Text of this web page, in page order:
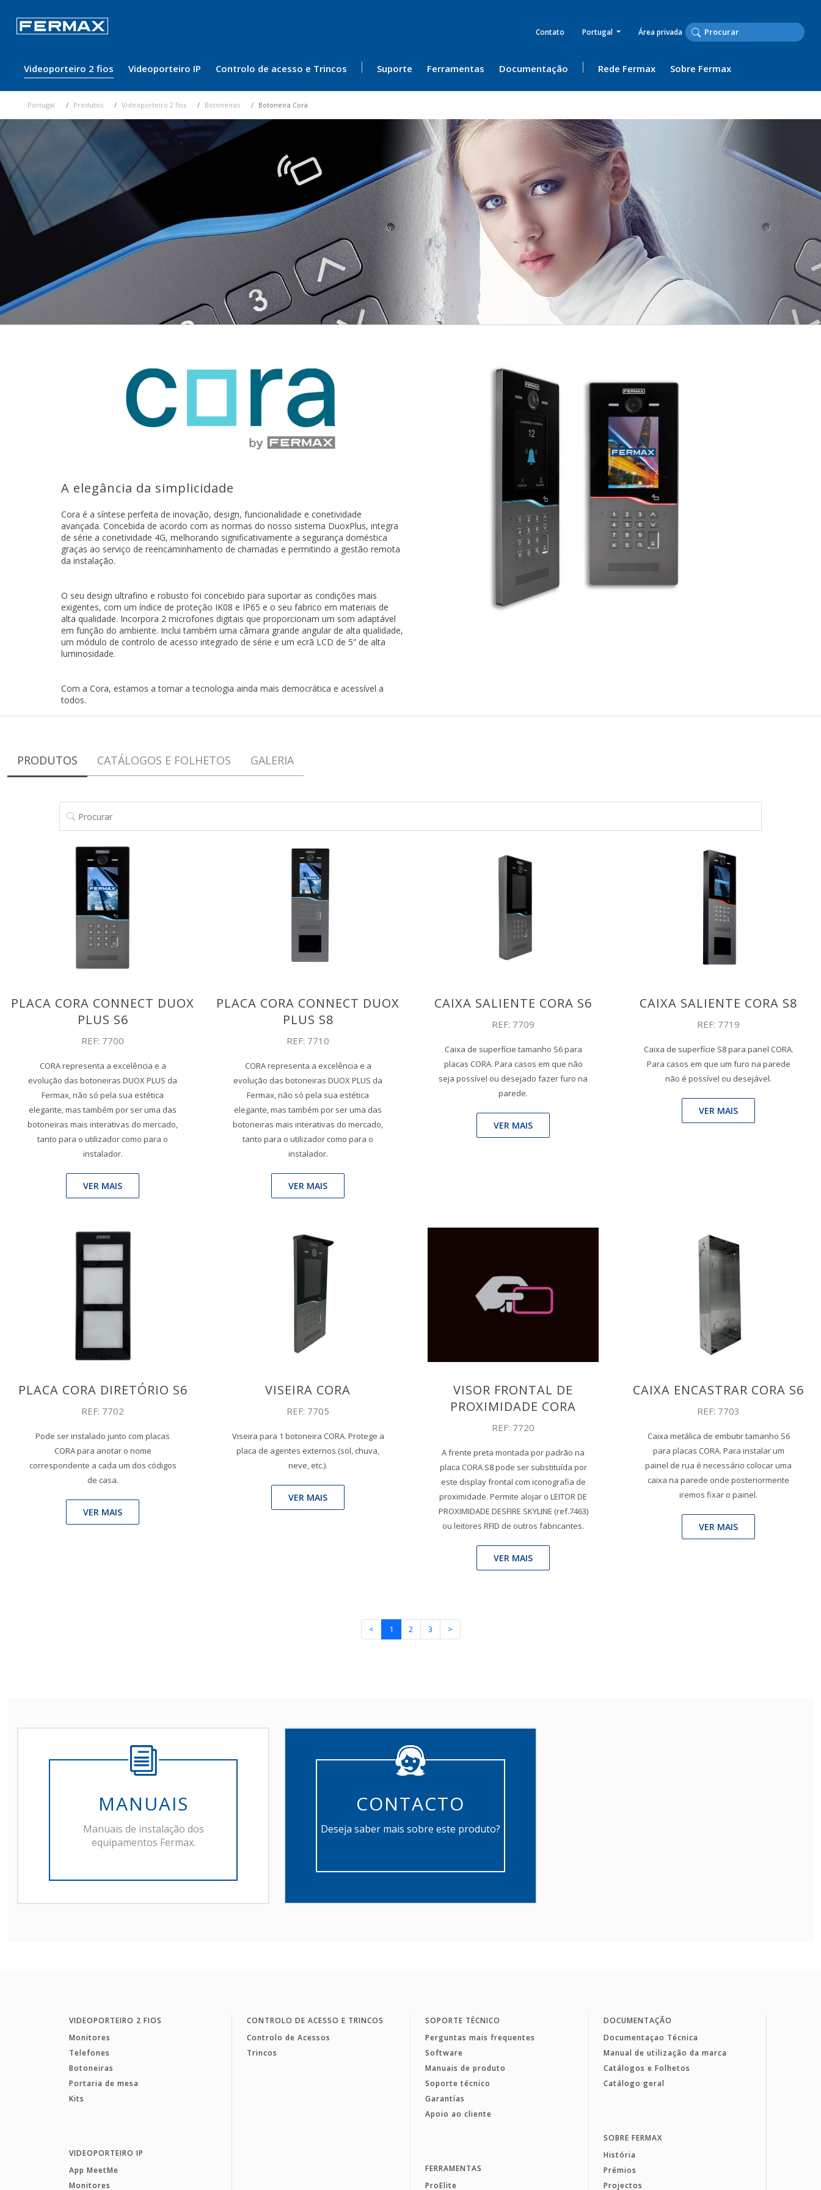
Contato Portugal Área privada
Videoporteiro 2 fios Videoporteiro IP Controlo de acesso e Trincos Suporte Ferramentas Documentação Rede Fermax Sobre Fermax
Portugal Produtos Videoporteiro 2 fios Botoneiras Botoneira Cora
A elegância da simplicidade
Cora é a síntese perfeita de inovação, design, funcionalidade e conetividade
avançada. Concebida de acordo com as normas do nosso sistema DuoxPlus, integra
de série a conetividade 4G, melhorando significativamente a segurança doméstica
graças ao serviço de reencaminhamento de chamadas e permitindo a gestão remota
da instalação.
O seu design ultrafino e robusto foi concebido para suportar as condições mais
exigentes, com um índice de proteção IK08 e IP65 e o seu fabrico em materiais de
alta qualidade. Incorpora 2 microfones digitais que proporcionam um som adaptável
em função do ambiente. Inclui também uma câmara grande angular de alta qualidade,
um módulo de controlo de acesso integrado de série e um ecrã LCD de 5” de alta
luminosidade.
Com a Cora, estamos a tornar a tecnologia ainda mais democrática e acessível a
todos.
PRODUTOS CATÁLOGOS E FOLHETOS GALERIA
PROCURAR
PLACA CORA CONNECT DUOX
PLUS S6
REF: 7700
CORA representa a excelência e a
evolução das botoneiras DUOX PLUS da
Fermax, não só pela sua estética
elegante, mas também por ser uma das
botoneiras mais interativas do mercado,
tanto para o utilizador como para o
instalador.
VER MAIS
PLACA CORA CONNECT DUOX
PLUS S8
REF: 7710
CORA representa a excelência e a
evolução das botoneiras DUOX PLUS da
Fermax, não só pela sua estética
elegante, mas também por ser uma das
botoneiras mais interativas do mercado,
tanto para o utilizador como para o
instalador.
VER MAIS
CAIXA SALIENTE CORA S6
REF: 7709
Caixa de superfície tamanho S6 para
placas CORA. Para casos em que não
seja possível ou desejado fazer furo na
parede.
VER MAIS
CAIXA SALIENTE CORA S8
REF: 7719
Caixa de superfície S8 para panel CORA.
Para casos em que um furo na parede
não é possível ou desejável.
VER MAIS
PLACA CORA DIRETÓRIO S6
REF: 7702
Pode ser instalado junto com placas
CORA para anotar o nome
correspondente a cada um dos códigos
de casa.
VER MAIS
VISEIRA CORA
REF: 7705
Viseira para 1 botoneira CORA. Protege a
placa de agentes externos (sol, chuva,
neve, etc.).
VER MAIS
VISOR FRONTAL DE
PROXIMIDADE CORA
REF: 7720
A frente preta montada por padrão na
placa CORA S8 pode ser substituída por
este display frontal com iconografia de
proximidade. Permite alojar o LEITOR DE
PROXIMIDADE DESFIRE SKYLINE (ref.7463)
ou leitores RFID de outros fabricantes.
VER MAIS
CAIXA ENCASTRAR CORA S6
REF: 7703
Caixa metálica de embutir tamanho S6
para placas CORA. Para instalar um
painel de rua é necessário colocar uma
caixa na parede onde posteriormente
iremos fixar o painel.
VER MAIS
< 1 2 3 >
MANUAIS
Manuais de instalação dos
equipamentos Fermax.
CONTACTO
Deseja saber mais sobre este produto?
VIDEOPORTEIRO 2 FIOS
Monitores
Telefones
Botoneiras
Portaria de mesa
Kits
VIDEOPORTEIRO IP
App MeetMe
Monitores
CONTROLO DE ACESSO E TRINCOS
Controlo de Acessos
Trincos
SOPORTE TÉCNICO
Perguntas mais frequentes
Software
Manuais de produto
Soporte técnico
Garantías
Apoio ao cliente
FERRAMENTAS
ProElite
DOCUMENTAÇÃO
Documentaçao Técnica
Manual de utilização da marca
Catálogos e Folhetos
Catálogo geral
SOBRE FERMAX
História
Prémios
Projectos